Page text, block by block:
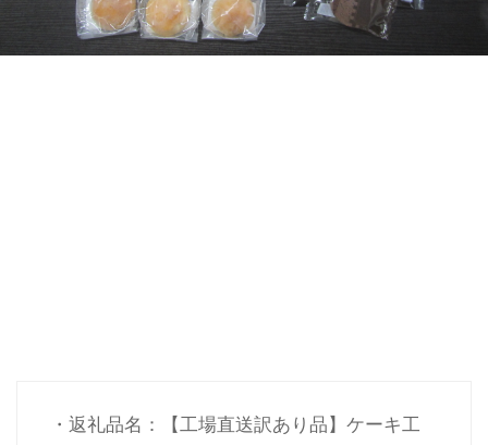
・返礼品名：【工場直送訳あり品】ケーキ工